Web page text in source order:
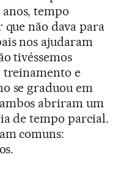
tempo
não dava para
nos ajudaram
tivéssemos
treinamento e
se graduou em
abriram um
de tempo parcial.
comuns: